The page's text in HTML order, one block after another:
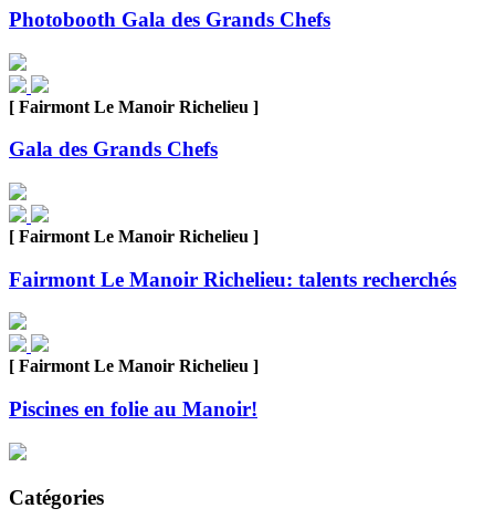
Photobooth Gala des Grands Chefs
[ Fairmont Le Manoir Richelieu ]
Gala des Grands Chefs
[ Fairmont Le Manoir Richelieu ]
Fairmont Le Manoir Richelieu: talents recherchés
[ Fairmont Le Manoir Richelieu ]
Piscines en folie au Manoir!
Catégories